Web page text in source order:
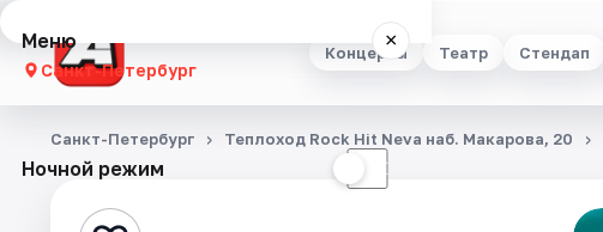
Концерты Театр Стендап
Меню ×
Санкт-Петербург
Концерты
Ночной режим ☾
Санкт-Петербург Теплоход Rock Hit Neva наб. Макарова, 20